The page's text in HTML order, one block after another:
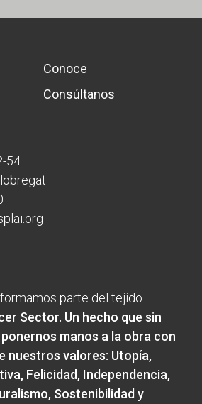
Conoce
Consúltanos
54
parte del tejido
Sector. Un hecho que sin
manos a la obra con
nuestros valores: Utopía,
Felicidad, Independencia,
Sostenibilidad y